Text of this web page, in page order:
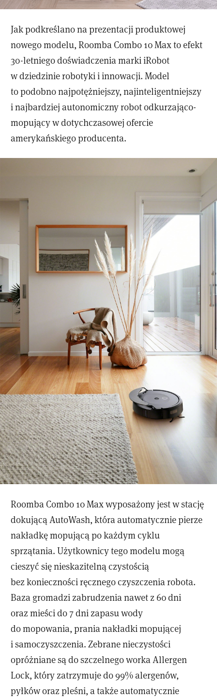
Jak podkreślano na prezentacji produktowej
nowego modelu, Roomba Combo 10 Max to efekt
30-letniego doświadczenia marki iRobot
w dziedzinie robotyki i innowacji. Model
to podobno najpotężniejszy, najinteligentniejszy
i najbardziej autonomiczny robot odkurzająco-
mopujący w dotychczasowej ofercie
amerykańskiego producenta.
Roomba Combo 10 Max wyposażony jest w stację
dokującą AutoWash, która automatycznie pierze
nakładkę mopującą po każdym cyklu
sprzątania. Użytkownicy tego modelu mogą
cieszyć się nieskazitelną czystością
bez konieczności ręcznego czyszczenia robota.
Baza gromadzi zabrudzenia nawet z 60 dni
oraz mieści do 7 dni zapasu wody
do mopowania, prania nakładki mopującej
i samoczyszczenia. Zebrane nieczystości
opróżniane są do szczelnego worka Allergen
Lock, który zatrzymuje do 99% alergenów,
pyłków oraz pleśni, a także automatycznie